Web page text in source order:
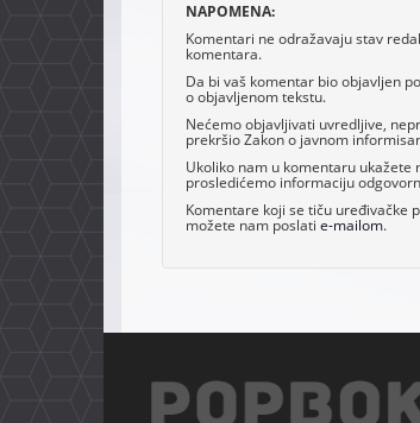
NAPOMENA:
Komentari ne odražavaju stav
komentara.
Da bi vaš komentar bio objavljen
o objavljenom tekstu.
Nećemo objavljivati uvredljive,
prekršio Zakon o javnom
Ukoliko nam u komentaru ukažete
prosledićemo informaciju
Komentare koji se tiču uređivačke
možete nam poslati e-mailom.